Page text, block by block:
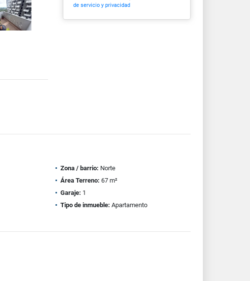
de servicio y privacidad
Zona / barrio: Norte
Área Terreno: 67 m²
Garaje: 1
Tipo de inmueble: Apartamento